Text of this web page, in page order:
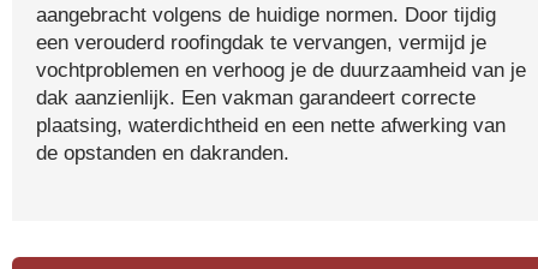
aangebracht volgens de huidige normen. Door tijdig
een verouderd roofingdak te vervangen, vermijd je
vochtproblemen en verhoog je de duurzaamheid van je
dak aanzienlijk. Een vakman garandeert correcte
plaatsing, waterdichtheid en een nette afwerking van
de opstanden en dakranden.